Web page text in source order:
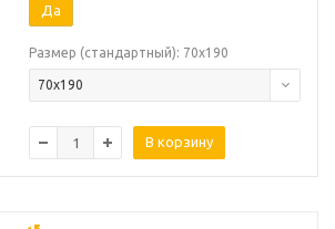
Да
Размер (стандартный): 70х190
70х190
В корзину